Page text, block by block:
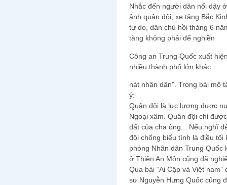
Nhắc đến người dân nổi dậy
ảnh quân đội, xe tăng Bắc
tự do, dân chủ hồi tháng 6
tăng không phải để nghiền
Công an Trung Quốc xuất
nhiều thành phố lớn khác.
nát nhân dân”. Trong bài mô
ý:
Quân đội là lực lượng được
Ngoại xâm. Quân đội chỉ
đất của cha ông... Nếu nghĩ
đội chống biểu tình là điều tối
phóng Nhân dân Trung
ở Thiên An Môn cũng đã
Qua bài “Ai Cập và Việt
sư Nguyễn Hưng Quốc cũng